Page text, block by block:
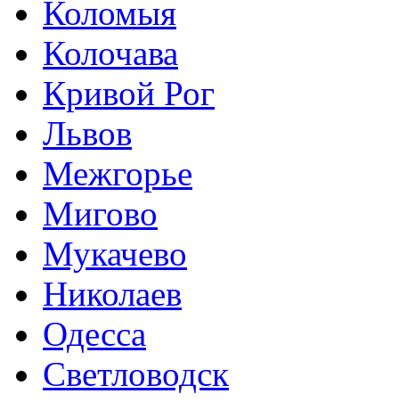
Коломыя
Колочава
Кривой Рог
Львов
Межгорье
Мигово
Мукачево
Николаев
Одесса
Светловодск